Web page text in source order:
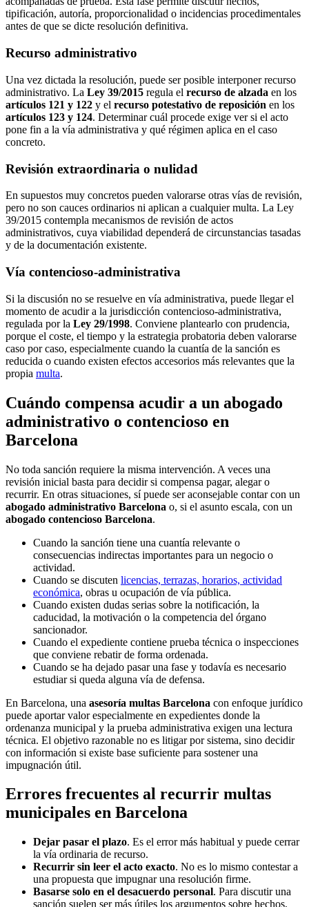
tipificación, autoría, proporcionalidad o incidencias procedimentales
antes de que se dicte resolución definitiva.
Recurso administrativo
Una vez dictada la resolución, puede ser posible interponer recurso
administrativo. La Ley 39/2015 regula el recurso de alzada en los
artículos 121 y 122 y el recurso potestativo de reposición en los
artículos 123 y 124. Determinar cuál procede exige ver si el acto
pone fin a la vía administrativa y qué régimen aplica en el caso
concreto.
Revisión extraordinaria o nulidad
En supuestos muy concretos pueden valorarse otras vías de revisión,
pero no son cauces ordinarios ni aplican a cualquier multa. La Ley
39/2015 contempla mecanismos de revisión de actos
administrativos, cuya viabilidad dependerá de circunstancias tasadas
y de la documentación existente.
Vía contencioso-administrativa
Si la discusión no se resuelve en vía administrativa, puede llegar el
momento de acudir a la jurisdicción contencioso-administrativa,
regulada por la Ley 29/1998. Conviene plantearlo con prudencia,
porque el coste, el tiempo y la estrategia probatoria deben valorarse
caso por caso, especialmente cuando la cuantía de la sanción es
reducida o cuando existen efectos accesorios más relevantes que la
propia multa.
Cuándo compensa acudir a un abogado
administrativo o contencioso en
Barcelona
No toda sanción requiere la misma intervención. A veces una
revisión inicial basta para decidir si compensa pagar, alegar o
recurrir. En otras situaciones, sí puede ser aconsejable contar con un
abogado administrativo Barcelona o, si el asunto escala, con un
abogado contencioso Barcelona.
Cuando la sanción tiene una cuantía relevante o
consecuencias indirectas importantes para un negocio o
actividad.
Cuando se discuten licencias, terrazas, horarios, actividad
económica, obras u ocupación de vía pública.
Cuando existen dudas serias sobre la notificación, la
caducidad, la motivación o la competencia del órgano
sancionador.
Cuando el expediente contiene prueba técnica o inspecciones
que conviene rebatir de forma ordenada.
Cuando se ha dejado pasar una fase y todavía es necesario
estudiar si queda alguna vía de defensa.
En Barcelona, una asesoría multas Barcelona con enfoque jurídico
puede aportar valor especialmente en expedientes donde la
ordenanza municipal y la prueba administrativa exigen una lectura
técnica. El objetivo razonable no es litigar por sistema, sino decidir
con información si existe base suficiente para sostener una
impugnación útil.
Errores frecuentes al recurrir multas
municipales en Barcelona
Dejar pasar el plazo. Es el error más habitual y puede cerrar
la vía ordinaria de recurso.
Recurrir sin leer el acto exacto. No es lo mismo contestar a
una propuesta que impugnar una resolución firme.
Basarse solo en el desacuerdo personal. Para discutir una
sanción suelen ser más útiles los argumentos sobre hechos,